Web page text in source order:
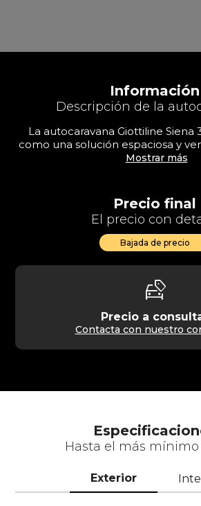
Información
Descripción de la
La autocaravana Giottiline Siena
como una solución espaciosa y
Mostrar más
Precio final
El precio con
Bajada de precio
car_tag
Precio a
Contacta con nuestro
Hasta el más
Exterior